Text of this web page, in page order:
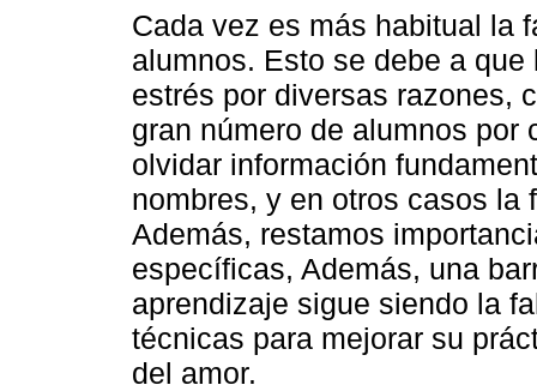
Cada vez es más habitual la
alumnos. Esto se debe a
estrés por diversas razones,
gran número de alumnos
olvidar información
nombres, y en otros casos
Además, restamos
específicas, Además, una
aprendizaje sigue siendo la
técnicas para mejorar su
del amor.